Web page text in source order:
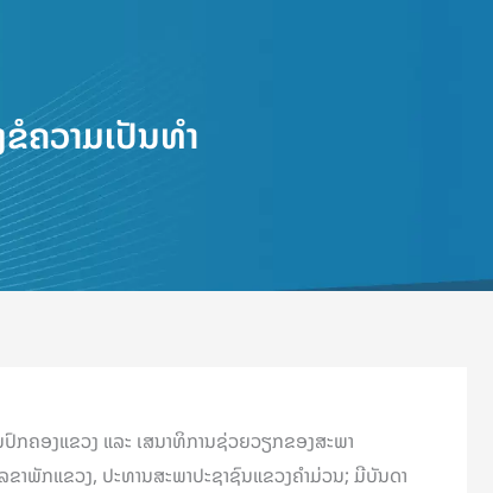
ຄວາມເປັນທຳ
ກຄອງແຂວງ ແລະ ເສນາທິການຊ່ວຍວຽກຂອງສະພາ
າພັກແຂວງ, ປະທານສະພາປະຊາຊົນແຂວງຄຳມ່ວນ; ມີບັນດາ